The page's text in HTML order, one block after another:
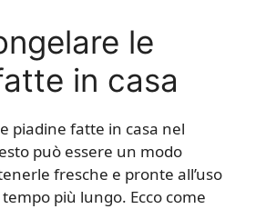
le
in casa
piadine fatte in casa nel
può essere un modo
fresche e pronte all’uso
più lungo. Ecco come